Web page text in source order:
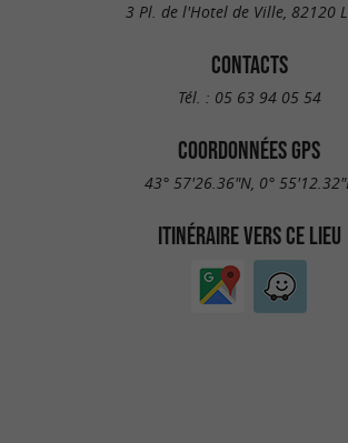
3 Pl. de l'Hotel de Ville, 82120
CONTACTS
Tél. : 05 63 94 05 54
COORDONNÉES GPS
43° 57'26.36"N, 0°
ITINÉRAIRE VERS CE LIEU